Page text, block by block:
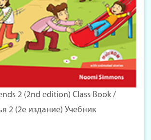
2 (2nd edition) Class Book /
2 (2е издание) Учебник